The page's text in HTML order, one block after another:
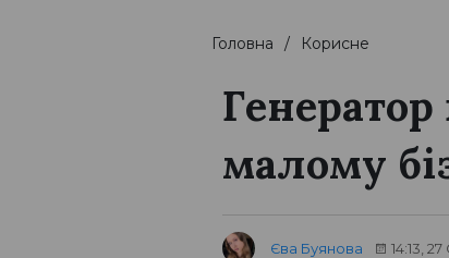
Головна Корисне
малому
Єва Буянова 14:13,